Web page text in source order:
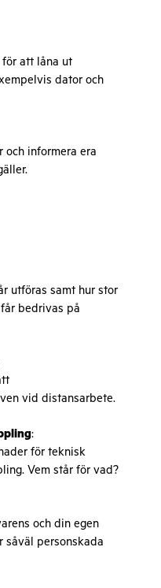
för att låna ut
dator och
och informera era
utföras samt hur stor
bedrivas på
vid distansarbete.
:
för teknisk
Vem står för vad?
och din egen
såväl personskada